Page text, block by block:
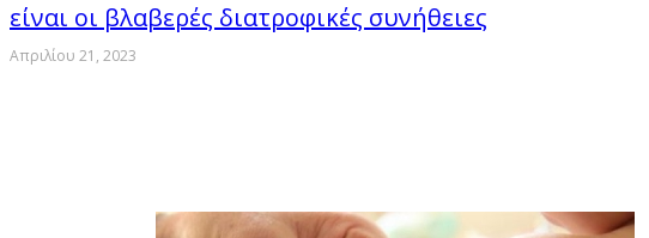
είναι οι βλαβερές διατροφικές συνήθειες
Απριλίου 21, 2023